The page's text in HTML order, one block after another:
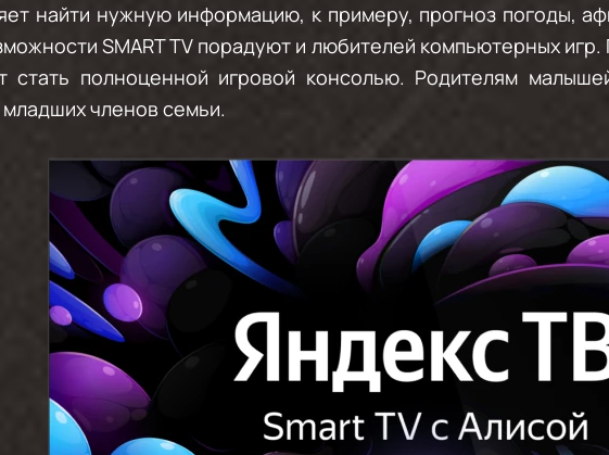
найти нужную информацию, к примеру, прогноз погоды,
SMART TV порадуют и любителей компьютерных
стать полноценной игровой консолью. Родителям
членов семьи.